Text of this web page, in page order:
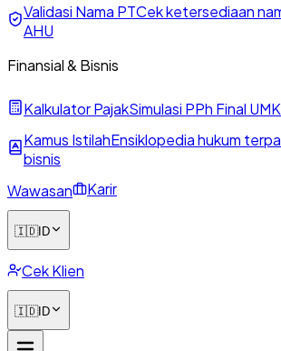
Validasi Nama PTCek ketersediaan
AHU
Finansial & Bisnis
Kalkulator PajakSimulasi PPh Final
Kamus IstilahEnsiklopedia hukum
bisnis
Wawasan
Karir
🇮🇩ID
Cek Klien
🇮🇩ID